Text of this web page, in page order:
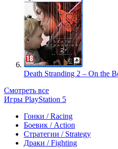
Death Stranding 2 – On the
Смотреть все
Игры PlayStation 5
Гонки / Racing
Боевик / Action
Стратегии / Strategy
Драки / Fighting